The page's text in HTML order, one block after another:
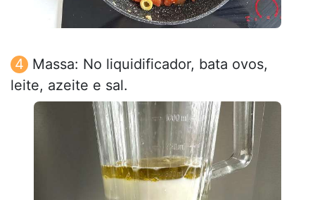
Massa: No liquidificador, bata ovos,
leite, azeite e sal.